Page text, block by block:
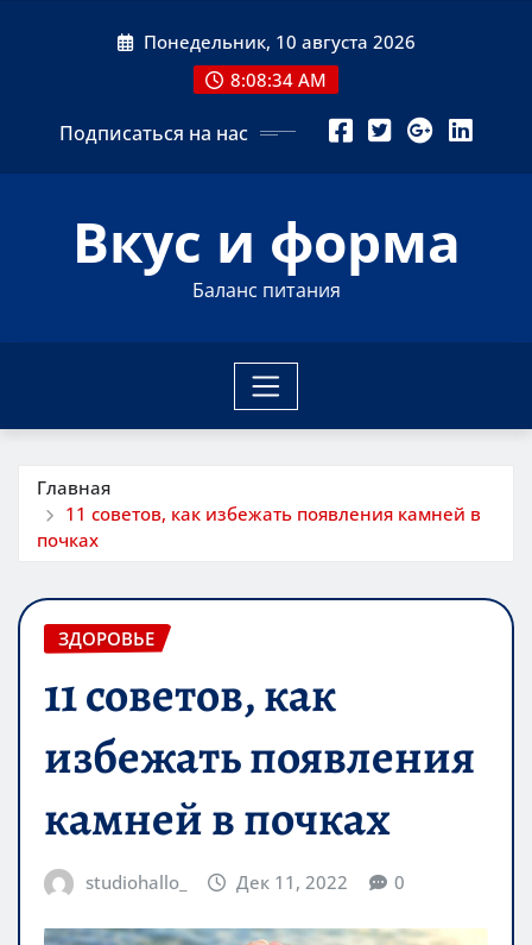
Понедельник, 10 августа 2026
8:08:35 AM
Подписаться на нас
Вкус и форма
Баланс питания
Главная
11 советов, как избежать появления камней в
почках
ЗДОРОВЬЕ
11 советов, как
избежать появления
камней в почках
studiohallo_ Дек 11, 2022 0